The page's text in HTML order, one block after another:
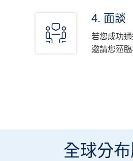
4. 面談
若您成功
邀請您蒞
全球分布